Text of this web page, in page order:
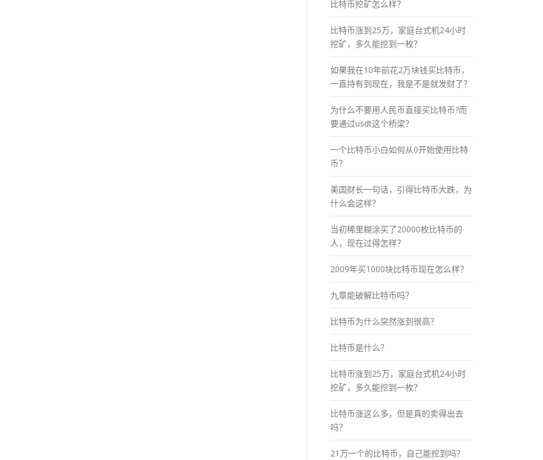
比特币挖矿怎么样？
比特币涨到25万，家庭台式机24小时
挖矿，多久能挖到一枚？
如果我在10年前花2万块钱买比特币，
一直持有到现在，我是不是就发财了？
为什么不要用人民币直接买比特币?而
要通过usdt这个桥梁？
一个比特币小白如何从0开始使用比特
币？
美国财长一句话，引得比特币大跌，为
什么会这样？
当初稀里糊涂买了20000枚比特币的
人，现在过得怎样？
2009年买1000块比特币现在怎么样？
九章能破解比特币吗？
比特币为什么突然涨到很高？
比特币是什么？
比特币涨到25万，家庭台式机24小时
挖矿，多久能挖到一枚？
比特币涨这么多，但是真的卖得出去
吗？
21万一个的比特币，自己能挖到吗？